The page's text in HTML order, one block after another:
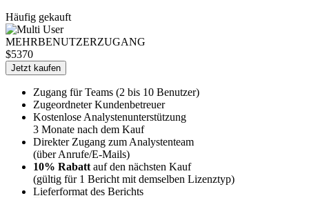
Häufig gekauft
MEHRBENUTZERZUGANG
$5370
Jetzt kaufen
Zugang für Teams (2 bis 10 Benutzer)
Zugeordneter Kundenbetreuer
Kostenlose Analystenunterstützung
3 Monate nach dem Kauf
Direkter Zugang zum Analystenteam
(über Anrufe/E-Mails)
10% Rabatt auf den nächsten Kauf
(gültig für 1 Bericht mit demselben Lizenztyp)
Lieferformat des Berichts